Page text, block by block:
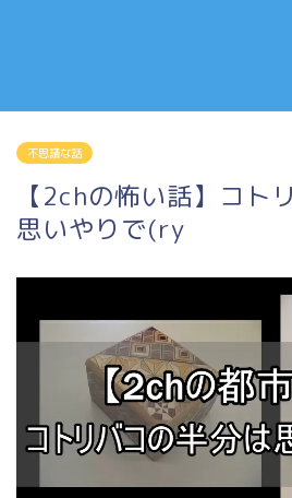
不思議な話
【2chの怖い話】コト
思いやりで(ry